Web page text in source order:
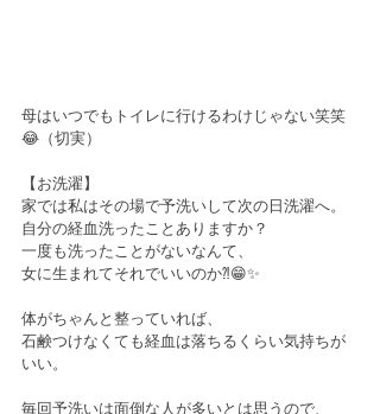
母はいつでもトイレに行けるわけじゃない笑笑
😂（切実）﻿
【お洗濯】
家では私はその場で予洗いして次の日洗濯へ。﻿
自分の経血洗ったことありますか？﻿
一度も洗ったことがないなんて、﻿
女に生まれてそれでいいのか⁈😁✨﻿
体がちゃんと整っていれば、﻿
石鹸つけなくても経血は落ちるくらい気持ちが
いい。﻿
毎回予洗いは面倒な人が多いとは思うので、